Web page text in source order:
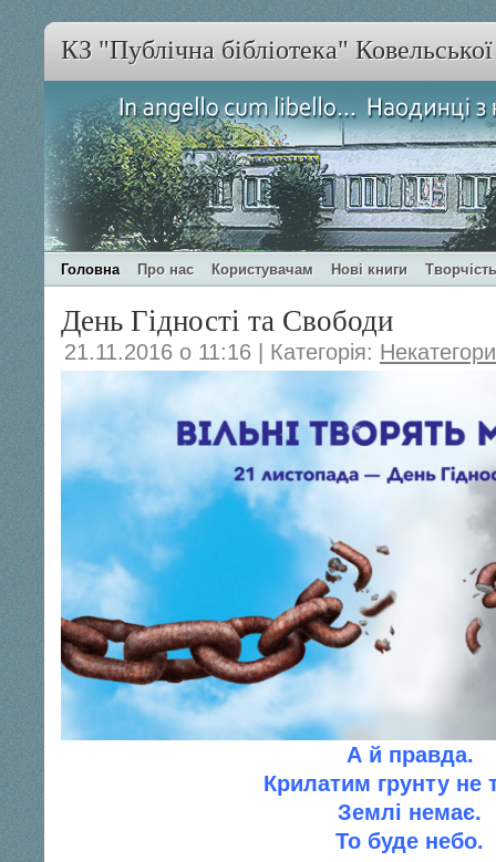
КЗ "Публічна бібліотека"
Головна Про нас Користувачам Нові книги
День Гідності та Свободи
21.11.2016 о 11:16 | Категорія:
А й правда.
Крилатим грунту не
Землi немає.
То буде небо.